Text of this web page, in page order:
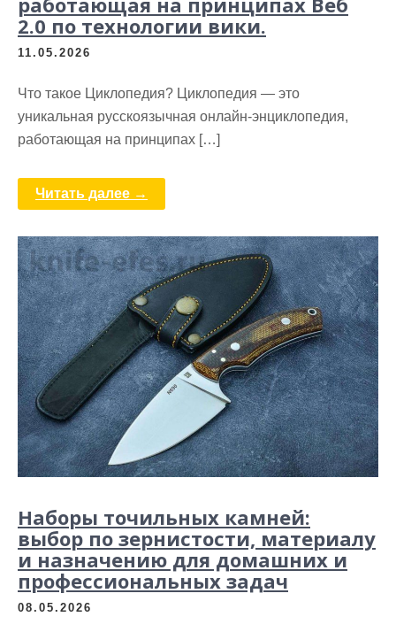
2.0 по технологии вики.
11.05.2026
Что такое Циклопедия? Циклопедия — это
уникальная русскоязычная онлайн-энциклопедия,
работающая на принципах […]
Читать далее →
Наборы точильных камней:
выбор по зернистости, материалу
и назначению для домашних и
профессиональных задач
08.05.2026